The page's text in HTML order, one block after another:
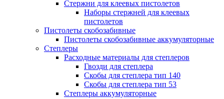
Стержни для клеевых пистолетов
Наборы стержней для клеевых
пистолетов
Пистолеты скобозабивные
Пистолеты скобозабивные аккумуляторные
Степлеры
Расходные материалы для степлеров
Гвозди для степлера
Скобы для степлера тип 140
Скобы для степлера тип 53
Степлеры аккумуляторные